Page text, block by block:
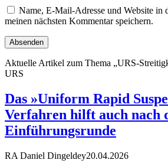
Name, E-Mail-Adresse und Website in
meinen nächsten Kommentar speichern.
Aktuelle Artikel zum Thema „URS-
URS
Das »Uniform Rapid
Verfahren hilft auch nach
Einführungsrunde
RA Daniel Dingeldey20.04.2026